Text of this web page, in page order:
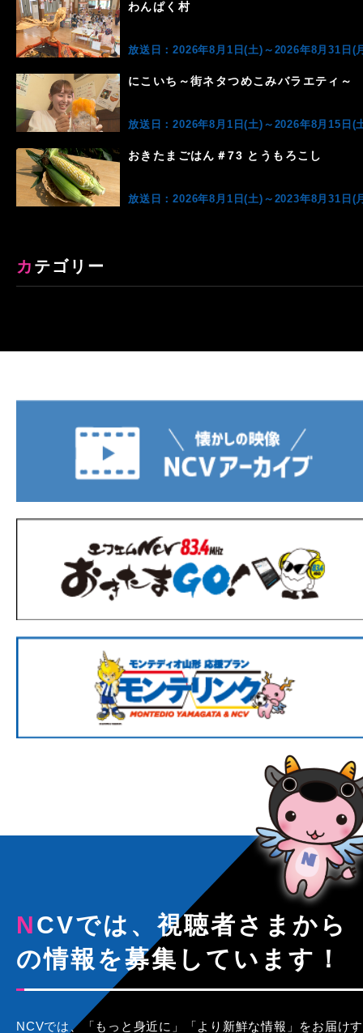
わんぱく村
放送日：2026年8月1日(土)～2026年8月31日(
にこいち～街ネタつめこみバラエティ～
放送日：2026年8月1日(土)～2026年8月15日(
おきたまごはん＃73 とうもろこし
放送日：2026年8月1日(土)～2023年8月31日(
カテゴリー
NCVでは、視聴者さまから
の情報を募集しています！
NCVでは、「もっと身近に」「より新鮮な情報」をお届けす